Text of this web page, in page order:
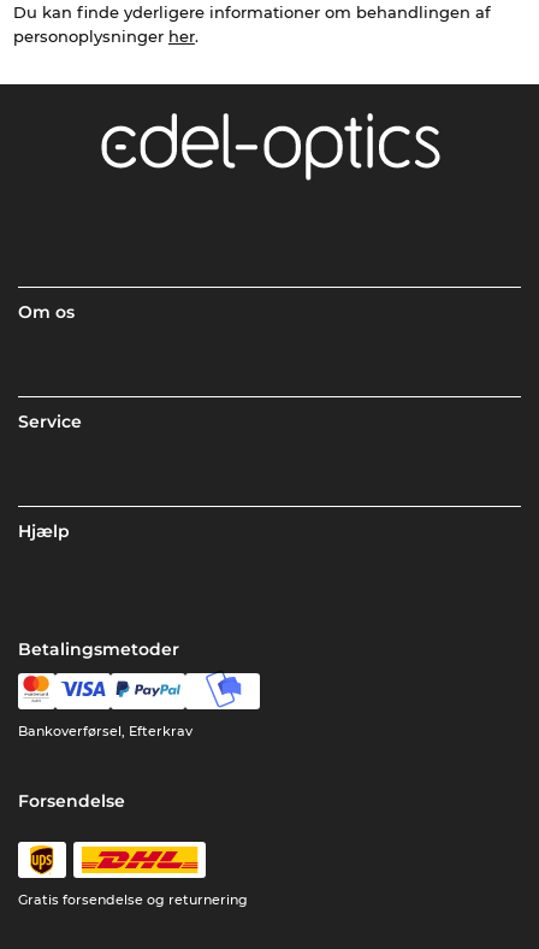
Du kan finde yderligere informationer om behandlingen af
personoplysninger her.
Om os
Service
Hjælp
Betalingsmetoder
Bankoverførsel, Efterkrav
Forsendelse
Gratis forsendelse og returnering